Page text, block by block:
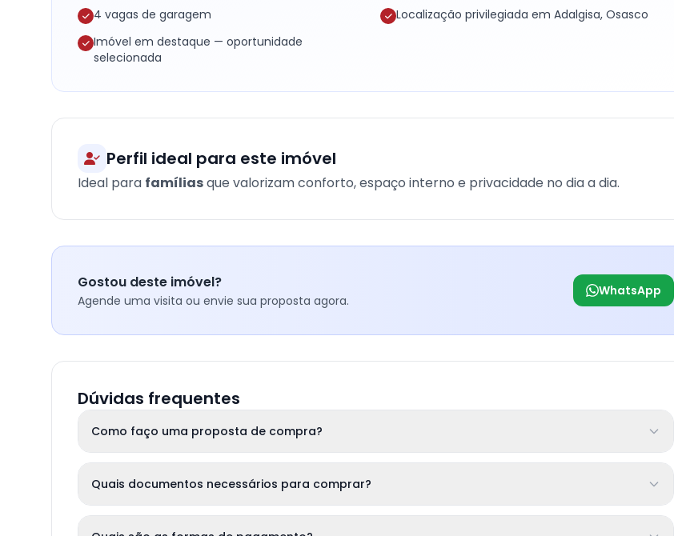
4 vagas de garagem
Localização privilegiada em Adalgisa, Osasco
Imóvel em destaque — oportunidade
selecionada
Perfil ideal para este imóvel
Ideal para famíliasque valorizam conforto, espaço interno e privacidade no dia a dia.
Gostou deste imóvel?
Agende uma visita ou envie sua proposta agora.
WhatsApp
Dúvidas frequentes
Como faço uma proposta de compra?
Quais documentos necessários para comprar?